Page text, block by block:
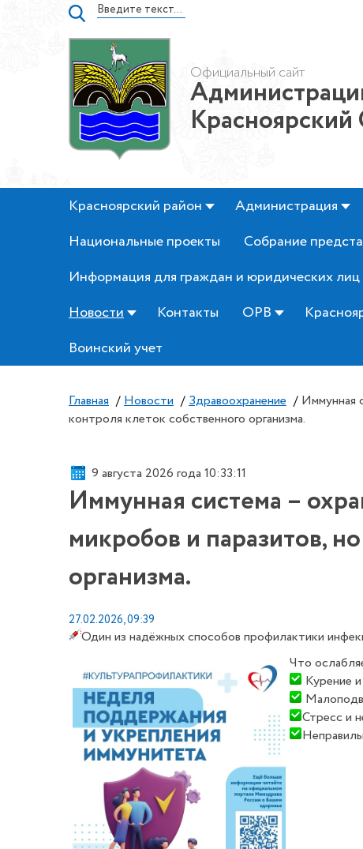
Официальный сайт
Красноярский
Красноярский район Администрация
Национальные проекты
Собрание
Информация для граждан и юридических лиц
Новости
Контакты ОРВ
Воинский учет
Главная / Новости / Здравоохранение / Иммунная
контроля клеток собственного организма.
9 августа 2026 года 10:33:11
Иммунная система –
микробов и паразитов,
организма.
27.02.2026, 09:39
Один из надёжных способов профилактики
Что
Курение
Стресс и